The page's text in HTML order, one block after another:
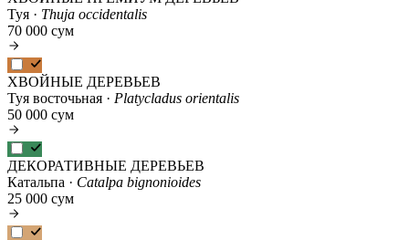
Туя · Thuja occidentalis
70 000 сум
ХВОЙНЫЕ ДЕРЕВЬЕВ
Туя восточьная · Platycladus orientalis
50 000 сум
ДЕКОРАТИВНЫЕ ДЕРЕВЬЕВ
Катальпа · Catalpa bignonioides
25 000 сум